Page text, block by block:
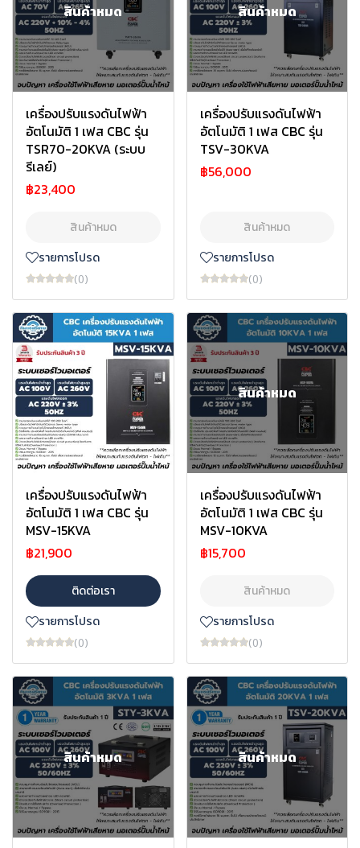
สินค้าหมด
เครื่องปรับแรงดันไฟฟ้า
อัตโนมัติ 1 เฟส CBC รุ่น
TSR70-20KVA (ระบบ
รีเลย์)
฿23,400
สินค้าหมด
รายการโปรด
(0)
สินค้าหมด
เครื่องปรับแรงดันไฟฟ้า
อัตโนมัติ 1 เฟส CBC รุ่น
TSV-30KVA
฿56,000
สินค้าหมด
รายการโปรด
(0)
เครื่องปรับแรงดันไฟฟ้า
อัตโนมัติ 1 เฟส CBC รุ่น
MSV-15KVA
฿21,900
ติดต่อเรา
รายการโปรด
(0)
สินค้าหมด
เครื่องปรับแรงดันไฟฟ้า
อัตโนมัติ 1 เฟส CBC รุ่น
MSV-10KVA
฿15,700
สินค้าหมด
รายการโปรด
(0)
สินค้าหมด สินค้าหมด